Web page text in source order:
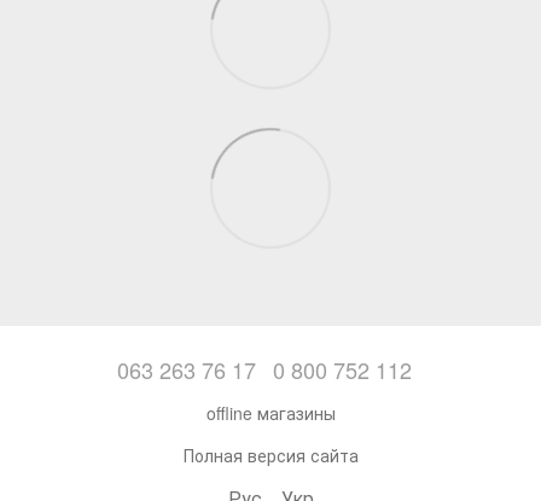
063 263 76 17 0 800 752 112
offline магазины
Полная версия сайта